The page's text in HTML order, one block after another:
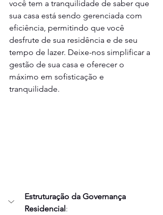
você tem a tranquilidade de saber que
sua casa está sendo gerenciada com
eficiência, permitindo que você
desfrute de sua residência e de seu
tempo de lazer. Deixe-nos simplificar a
gestão de sua casa e oferecer o
máximo em sofisticação e
tranquilidade.
Estruturação da Governança
Residencial :